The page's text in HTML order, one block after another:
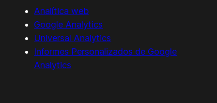
Analítica web
Google Analytics
Universal Analytics
Informes Personalizados de Google
Analytics